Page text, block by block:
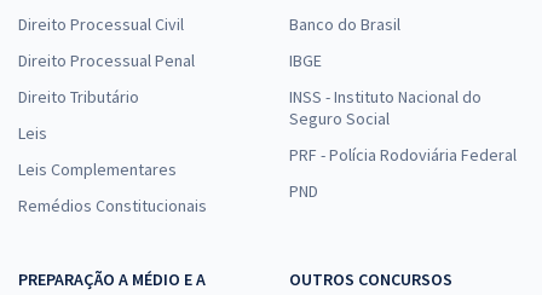
Direito Processual Civil
Direito Processual Penal
Direito Tributário
Leis
Leis Complementares
Remédios Constitucionais
Banco do Brasil
IBGE
INSS - Instituto Nacional do
Seguro Social
PRF - Polícia Rodoviária Federal
PND
PREPARAÇÃO A MÉDIO E A
OUTROS CONCURSOS